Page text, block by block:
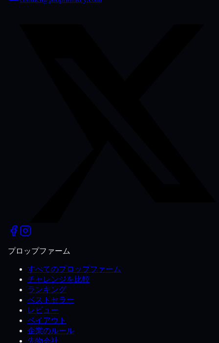
プロップファーム
すべてのプロップファーム
チャレンジを比較
ランキング
ベストセラー
レビュー
ペイアウト
企業のルール
先物会社